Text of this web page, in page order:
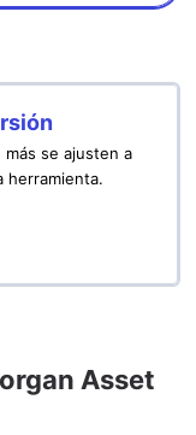
se ajusten a
herramienta.
Asset